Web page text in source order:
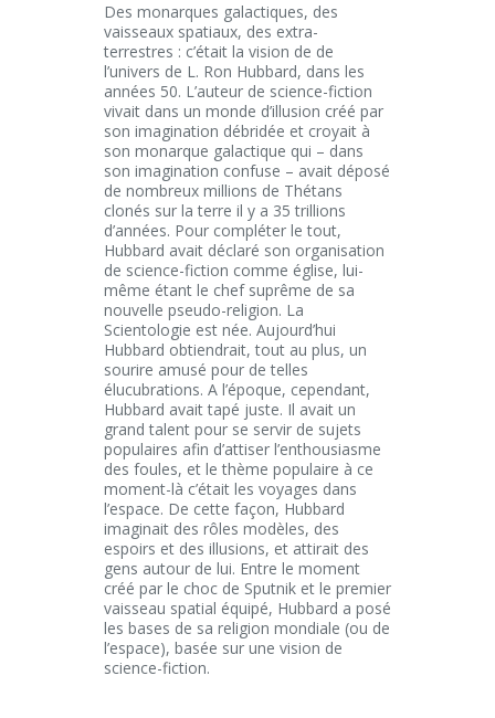
Des monarques galactiques, des
vaisseaux spatiaux, des extra-
terrestres : c’était la vision de de
l’univers de L. Ron Hubbard, dans les
années 50. L’auteur de science-fiction
vivait dans un monde d’illusion créé par
son imagination débridée et croyait à
son monarque galactique qui – dans
son imagination confuse – avait déposé
de nombreux millions de Thétans
clonés sur la terre il y a 35 trillions
d’années. Pour compléter le tout,
Hubbard avait déclaré son organisation
de science-fiction comme église, lui-
même étant le chef suprême de sa
nouvelle pseudo-religion. La
Scientologie est née. Aujourd’hui
Hubbard obtiendrait, tout au plus, un
sourire amusé pour de telles
élucubrations. A l’époque, cependant,
Hubbard avait tapé juste. Il avait un
grand talent pour se servir de sujets
populaires afin d’attiser l’enthousiasme
des foules, et le thème populaire à ce
moment-là c’était les voyages dans
l’espace. De cette façon, Hubbard
imaginait des rôles modèles, des
espoirs et des illusions, et attirait des
gens autour de lui. Entre le moment
créé par le choc de Sputnik et le premier
vaisseau spatial équipé, Hubbard a posé
les bases de sa religion mondiale (ou de
l’espace), basée sur une vision de
science-fiction.